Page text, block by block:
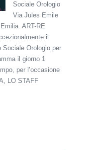
Sociale Orologio
Via Jules Emile
ART-RE
il
Sociale Orologio per
il giorno 1
per l’occasione
LO STAFF